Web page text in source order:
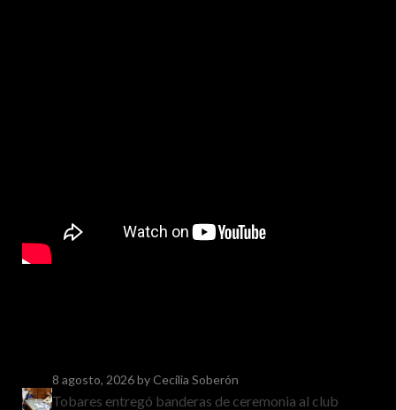
8 agosto, 2026by Cecilia Soberón
Tobares entregó banderas de ceremonia al club